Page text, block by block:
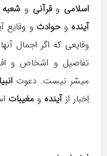
اسلامی وقرآنی و شعبه
آینده وحوادث و وقایع
وقایعی که اگر اجمال
تفاصیل و اشخاص و
میسّر نیست. دعوت
اِخبار ازآینده و مغیبات